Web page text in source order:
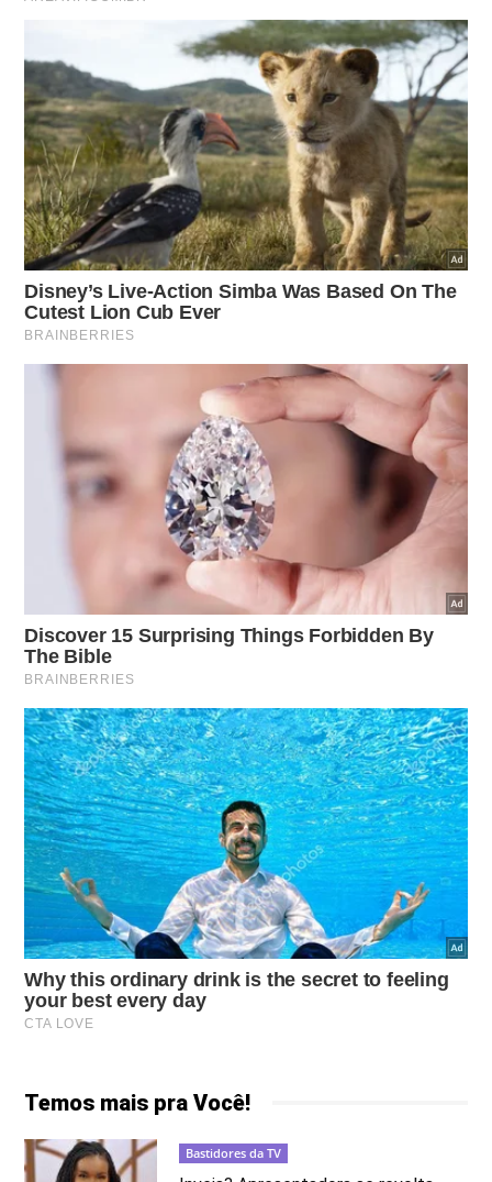
Temos mais pra Você!
Bastidores da TV